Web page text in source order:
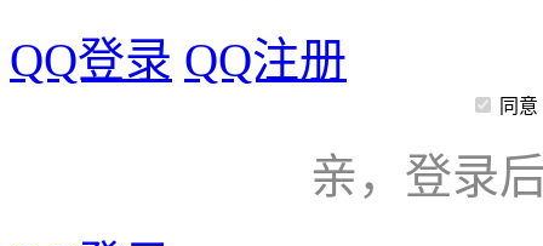
QQ登录 QQ注册
同意
亲，登录